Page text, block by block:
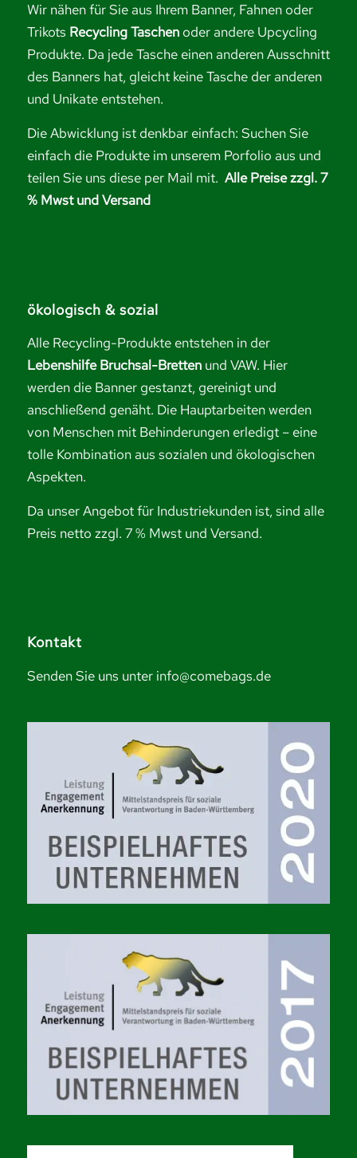
Wir nähen für Sie aus Ihrem Banner, Fahnen oder
Trikots Recycling Taschenoder andere Upcycling
Produkte. Da jede Tasche einen anderen Ausschnitt
des Banners hat, gleicht keine Tasche der anderen
und Unikate entstehen.
Die Abwicklung ist denkbar einfach: Suchen Sie
einfach die Produkte im unserem Porfolio aus und
teilen Sie uns diese per Mail mit. Alle Preise zzgl. 7
% Mwst und Versand
ökologisch & sozial
Alle Recycling-Produkte entstehen in der
Lebenshilfe Bruchsal-Bretten und VAW. Hier
werden die Banner gestanzt, gereinigt und
anschließend genäht. Die Hauptarbeiten werden
von Menschen mit Behinderungen erledigt – eine
tolle Kombination aus sozialen und ökologischen
Aspekten.
Da unser Angebot für Industriekunden ist, sind alle
Preis netto zzgl. 7 % Mwst und Versand.
Kontakt
Senden Sie uns unter info@comebags.de